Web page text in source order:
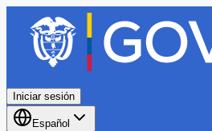
Iniciar sesión
Español